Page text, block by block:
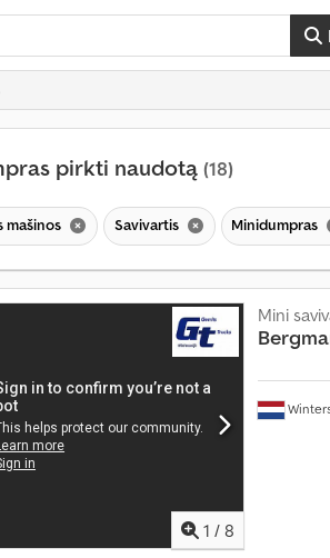
pirkti naudotą (18)
mašinos Savivartis Minidumpras
1 / 8
Mini
K
a
s
m
n
e